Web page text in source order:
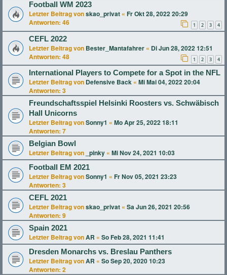
Football WM 2023
Letzter Beitrag vonskao_privat « Fr Okt 28, 2022 20:29
Antworten: 46 1 2 3 4
CEFL 2022
Letzter Beitrag von Bester_Mantafahrer « Di Jun 28, 2022 12:51
Antworten: 48 1 2 3 4
International Players to Compete for a Spot in the NFL
Letzter Beitrag von Defensive Back « Mi Mai 04, 2022 20:04
Antworten: 3
Freundschaftsspiel Helsinki Roosters vs. Schwäbisch
Hall Unicorns
Letzter Beitrag vonSonny1 « Mo Apr 25, 2022 18:11
Antworten: 7
Belgian Bowl
Letzter Beitrag von _pinky « Mi Nov 24, 2021 10:03
Football EM 2021
Letzter Beitrag vonSonny1 « Fr Nov 05, 2021 23:23
Antworten: 3
CEFL 2021
Letzter Beitrag vonskao_privat « Sa Jun 26, 2021 20:56
Antworten: 9
Spain 2021
Letzter Beitrag vonAR « So Feb 28, 2021 11:41
Dresden Monarchs vs. Breslau Panthers
Letzter Beitrag vonAR « So Sep 20, 2020 10:23
Antworten: 2